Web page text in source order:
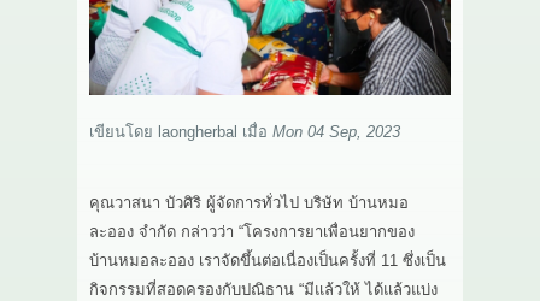
GREEN HOUSE
ติดต่อเรา
เขียนโดย laongherbal เมื่อ Mon 04 Sep, 2023
คุณวาสนา บัวศิริ ผู้จัดการทั่วไป บริษัท บ้านหมอ
ละออง จำกัด กล่าวว่า “โครงการยาเพื่อนยากของ
บ้านหมอละออง เราจัดขึ้นต่อเนื่องเป็นครั้งที่ 11 ซึ่งเป็น
กิจกรรมที่สอดครองกับปณิธาน “มีแล้วให้ ได้แล้วแบ่ง